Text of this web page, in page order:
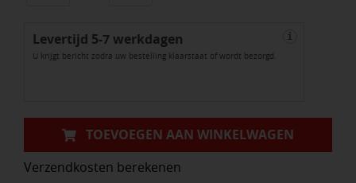
geschaafd
triple
x
14
x
Levertijd 5-7 werkdagen
U krijgt bericht zodra uw bestelling klaarstaat of wordt bezorgd.
i
TOEVOEGEN AAN WINKELWAGEN
Verzendkosten berekenen